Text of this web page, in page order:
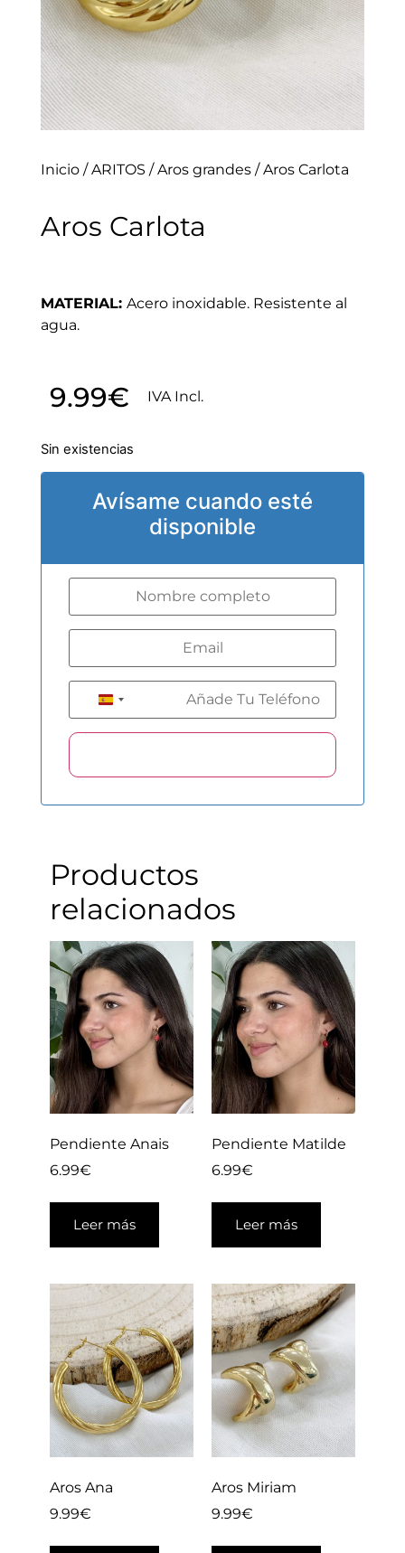
Inicio/ARITOS /Aros grandes/ Aros Carlota
Aros Carlota
MATERIAL: Acero inoxidable. Resistente al
agua.
9.99€ IVA Incl.
Sin existencias
Avísame cuando esté
disponible
Spain +34
Productos
relacionados
Pendiente Anais
6.99€
Leer más
Pendiente Matilde
6.99€
Leer más
Aros Ana
9.99€
Aros Miriam
9.99€